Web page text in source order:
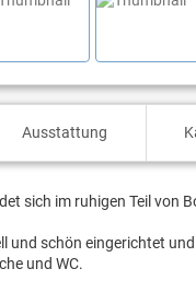
Ausstattung
sich im ruhigen Teil von
und schön eingerichtet
und WC.